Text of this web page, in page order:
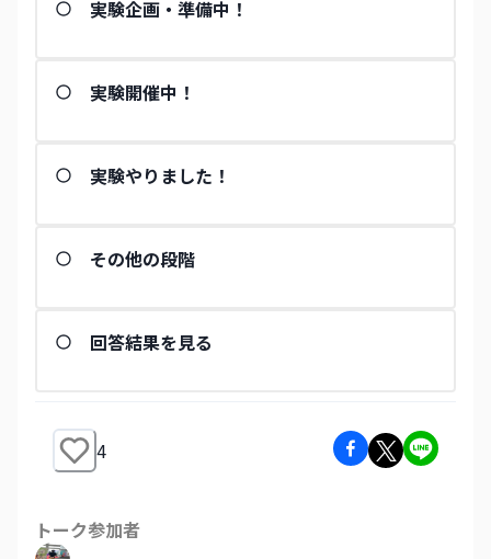
実験企画・準備中！
実験開催中！
実験やりました！
その他の段階
回答結果を見る
4
トーク参加者